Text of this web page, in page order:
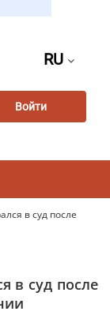
RU
Войти
в суд после
в суд после